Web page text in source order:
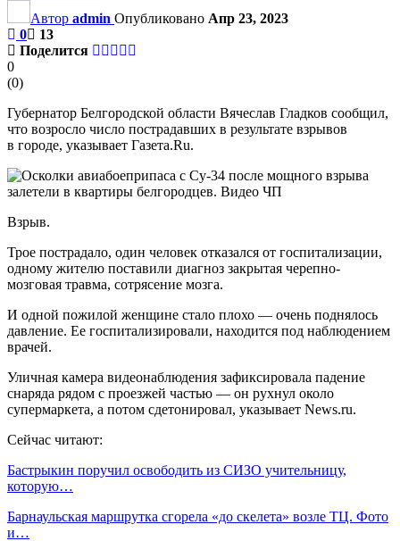
Автор admin Опубликовано Апр 23, 2023
0
13
Поделится
0
(0)
Губернатор Белгородской области Вячеслав Гладков сообщил,
что возросло число пострадавших в результате взрывов
в городе, указывает Газета.Ru.
Взрыв.
Трое пострадало, один человек отказался от госпитализации,
одному жителю поставили диагноз закрытая черепно-
мозговая травма, сотрясение мозга.
И одной пожилой женщине стало плохо — очень поднялось
давление. Ее госпитализировали, находится под наблюдением
врачей.
Уличная камера видеонаблюдения зафиксировала падение
снаряда рядом с проезжей частью — он рухнул около
супермаркета, а потом сдетонировал, указывает News.ru.
Сейчас читают:
Бастрыкин поручил освободить из СИЗО учительницу,
которую…
Барнаульская маршрутка сгорела «до скелета» возле ТЦ. Фото
и…